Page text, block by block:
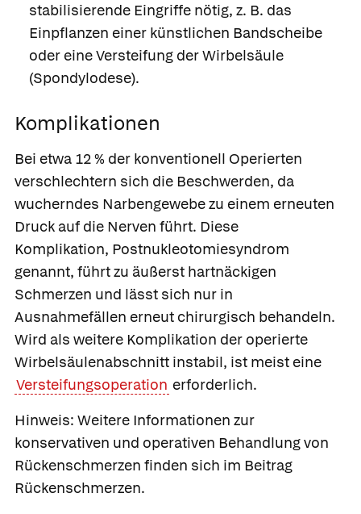
stabilisierende Eingriffe nötig, z. B. das
Einpflanzen einer künstlichen Bandscheibe
oder eine Versteifung der Wirbelsäule
(Spondylodese).
Komplikationen
Bei etwa 12 % der konventionell Operierten
verschlechtern sich die Beschwerden, da
wucherndes Narbengewebe zu einem erneuten
Druck auf die Nerven führt. Diese
Komplikation, Postnukleotomiesyndrom
genannt, führt zu äußerst hartnäckigen
Schmerzen und lässt sich nur in
Ausnahmefällen erneut chirurgisch behandeln.
Wird als weitere Komplikation der operierte
Wirbelsäulenabschnitt instabil, ist meist eine
Versteifungsoperation erforderlich.
Hinweis: Weitere Informationen zur
konservativen und operativen Behandlung von
Rückenschmerzen finden sich im Beitrag
Rückenschmerzen.